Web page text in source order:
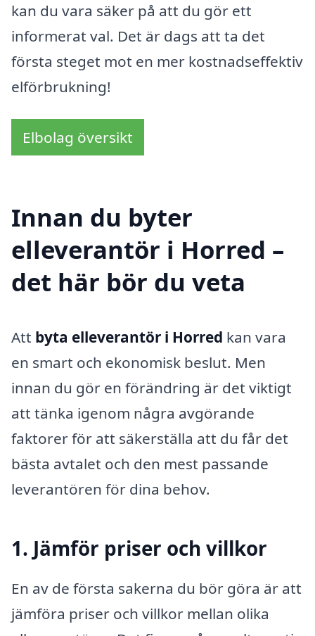
kan du vara säker på att du gör ett
informerat val. Det är dags att ta det
första steget mot en mer kostnadseffektiv
elförbrukning!
Elbolag översikt
Innan du byter
elleverantör i Horred –
det här bör du veta
Att byta elleverantör i Horred kan vara
en smart och ekonomisk beslut. Men
innan du gör en förändring är det viktigt
att tänka igenom några avgörande
faktorer för att säkerställa att du får det
bästa avtalet och den mest passande
leverantören för dina behov.
1. Jämför priser och villkor
En av de första sakerna du bör göra är att
jämföra priser och villkor mellan olika